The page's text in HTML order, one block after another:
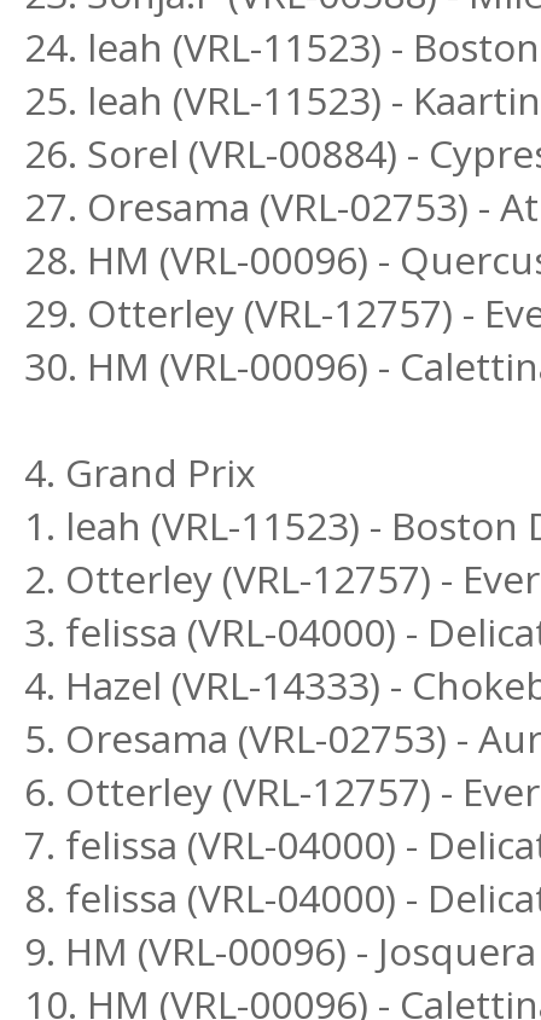
24. leah (VRL-11523) -
25. leah (VRL-11523) -
26. Sorel (VRL-00884) -
27. Oresama (VRL-02753) -
28. HM (VRL-00096) -
29. Otterley (VRL-12757) -
30. HM (VRL-00096) -
4. Grand Prix
1. leah (VRL-11523) -
2. Otterley (VRL-12757) -
3. felissa (VRL-04000) -
4. Hazel (VRL-14333) -
5. Oresama (VRL-02753) -
6. Otterley (VRL-12757) -
7. felissa (VRL-04000) -
8. felissa (VRL-04000) -
9. HM (VRL-00096) - Josquera
10. HM (VRL-00096) -